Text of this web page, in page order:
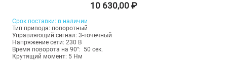
10 630,00 ₽
Срок поставки: в наличии
Тип привода: поворотный
Управляющий сигнал: 3-точечный
Напряжение сети: 230 В
Время поворота на 90°: 50 сек.
Крутящий момент: 5 Нм